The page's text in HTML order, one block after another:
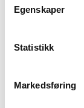
Egenskaper
Statistikk
Markedsføring
Vis